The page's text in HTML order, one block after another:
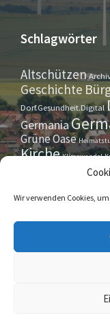
Wir verwenden Cookies,
Schlagwörter
Altschützen
Geschichte
Dorf.Gesundheit.Digital
Germania
Grüne Oase
Kirche Klimawandel
Maurer- u.
Straßensperrung Tennis